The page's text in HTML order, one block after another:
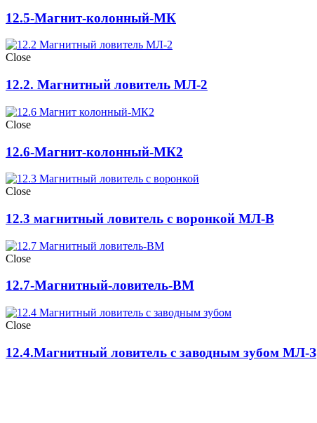
12.5-Магнит-колонный-МК
Close
12.2. Магнитный ловитель МЛ-2
Close
12.6-Магнит-колонный-МК2
Close
12.3 магнитный ловитель с воронкой МЛ-В
Close
12.7-Магнитный-ловитель-ВМ
Close
12.4.Магнитный ловитель с заводным зубом МЛ-З